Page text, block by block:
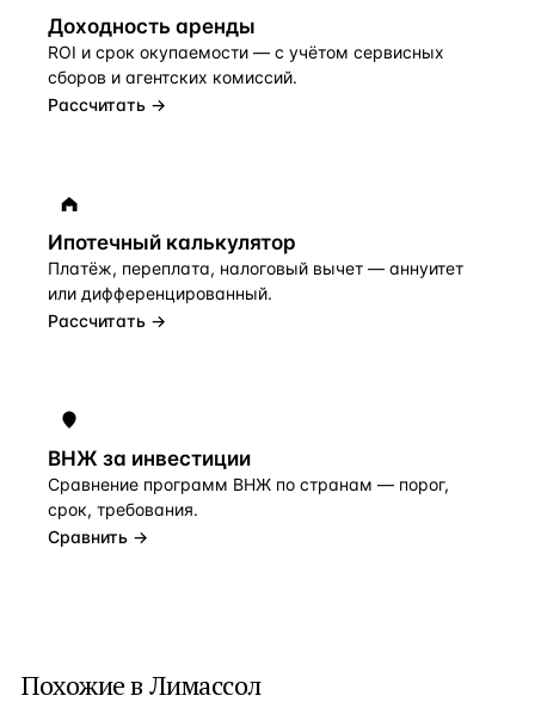
Доходность аренды
ROI и срок окупаемости — с учётом сервисных
сборов и агентских комиссий.
Рассчитать →
Ипотечный калькулятор
Платёж, переплата, налоговый вычет — аннуитет
или дифференцированный.
Рассчитать →
ВНЖ за инвестиции
Сравнение программ ВНЖ по странам — порог,
срок, требования.
Сравнить →
Похожие в Лимассол